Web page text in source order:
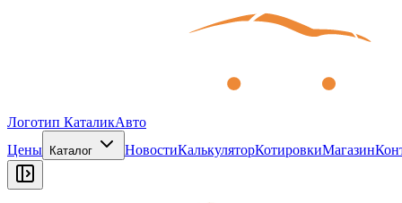
Логотип КаталикАвто
Цены
Каталог НовостиКалькуляторКотировкиМагазин